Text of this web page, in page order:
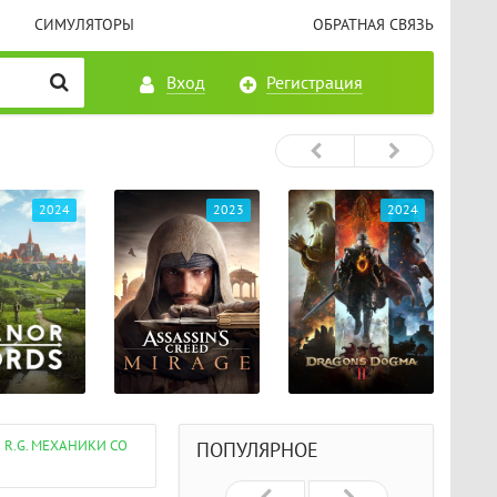
СИМУЛЯТОРЫ ОБРАТНАЯ СВЯЗЬ
Вход Регистрация
2023 2024 2024
R.G. МЕХАНИКИ СО
ПОПУЛЯРНОЕ